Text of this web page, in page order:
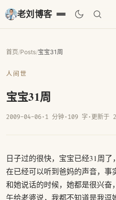
老刘博客
首页/Posts/宝宝31周
人间世
宝宝31周
2009-04-06· 1 分钟· 109 字 · 更新于
日子过的很快，宝宝已经31周
在已经可以听到爸妈的声音，事
和她说话的时候，她都是很兴奋
午给老婆说，我都不知道是我逗